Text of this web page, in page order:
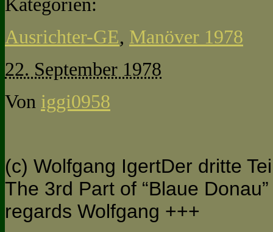
Kategorien:
Ausrichter-GE, Manöver 1978
22. September 1978
Von iggi0958
(c) Wolfgang IgertDer dritte
The 3rd Part of “Blaue
regards Wolfgang +++